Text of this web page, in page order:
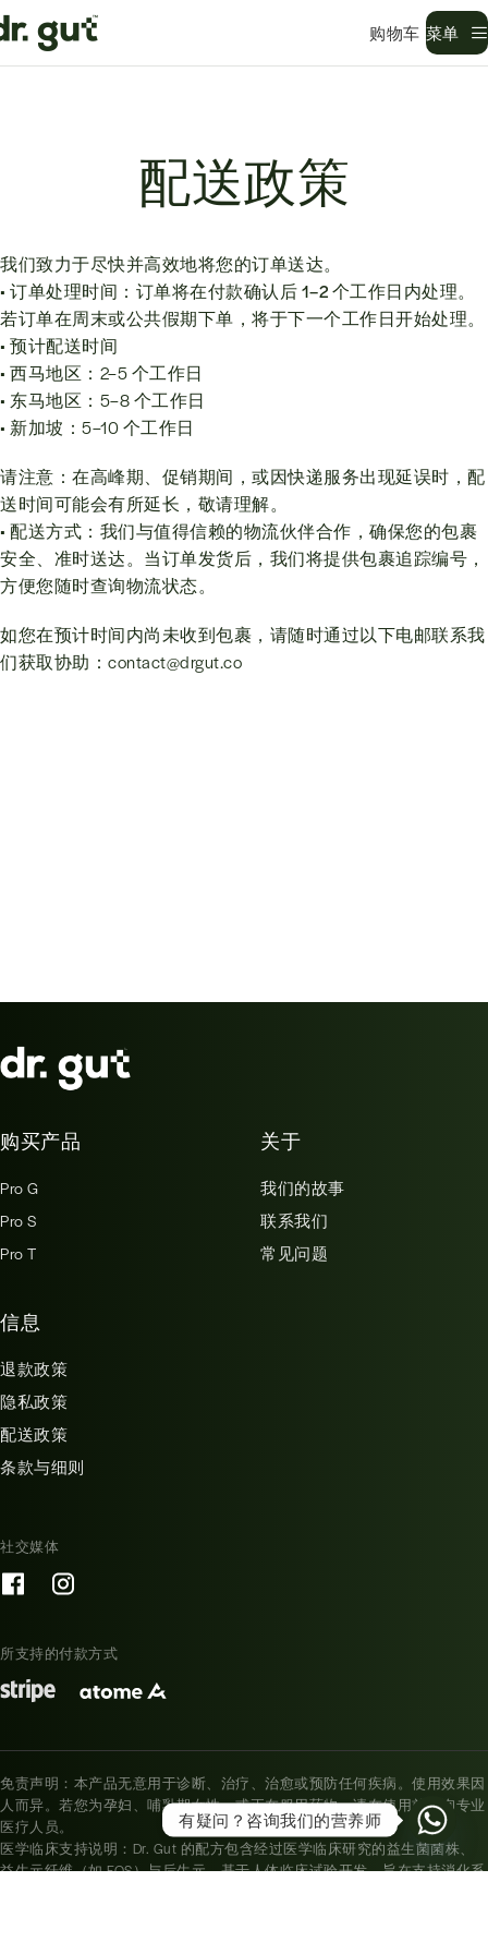
菜单
配送政策
我们致力于尽快并高效地将您的订单送达。
• 订单处理时间：订单将在付款确认后 1–2 个工作日内处理。
若订单在周末或公共假期下单，将于下一个工作日开始处理。
• 预计配送时间
• 西马地区：2–5 个工作日
• 东马地区：5–8 个工作日
• 新加坡：5–10 个工作日
请注意：在高峰期、促销期间，或因快递服务出现延误时，配
送时间可能会有所延长，敬请理解。
• 配送方式：我们与值得信赖的物流伙伴合作，确保您的包裹
安全、准时送达。当订单发货后，我们将提供包裹追踪编号，
方便您随时查询物流状态。
如您在预计时间内尚未收到包裹，请随时通过以下电邮联系我
们获取协助： contact@drgut.co
购买产品
Pro G
Pro S
Pro T
关于
我们的故事
联系我们
常见问题
信息
退款政策
隐私政策
配送政策
条款与细则
社交媒体
所支持的付款方式
免责声明：本产品无意用于诊断、治疗、治愈或预防任何疾病。使用效果因
人而异。若您为孕妇、哺乳期女性，或正在服用药物，请在使用前咨询专业
医疗人员。
医学临床支持说明：Dr. Gut 的配方包含经过医学临床研究的益生菌菌株、
益生元纤维（如 FOS）与后生元，基于人体临床试验开发，旨在支持消化系
有疑问？咨询我们的营养师